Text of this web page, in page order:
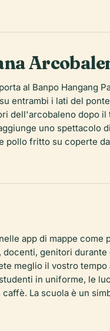
al Banpo Hangang
entrambi i lati del
dell'arcobaleno dopo
uno
pollo fritto su coperte
app di mappe
genitori
meglio il vostro
in uniforme, le
La scuola è un